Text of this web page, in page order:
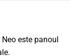
este panoul